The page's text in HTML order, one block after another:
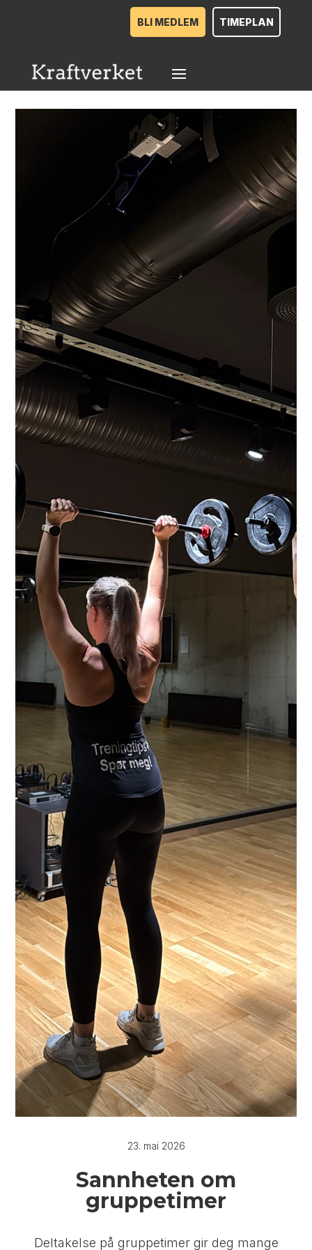
TIMEPLAN
BLI MEDLEM
23. mai 2026
Sannheten om
gruppetimer
Deltakelse på gruppetimer gir deg mange